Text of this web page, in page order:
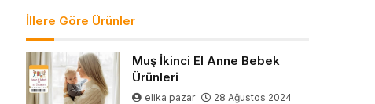
İllere Göre Ürünler
Muş İkinci El Anne Bebek
Ürünleri
elika pazar 28 Ağustos 2024